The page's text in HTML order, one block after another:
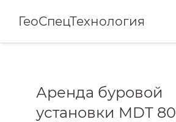
ГеоСпецТехнология
Аренда буровой
установки MDT 80